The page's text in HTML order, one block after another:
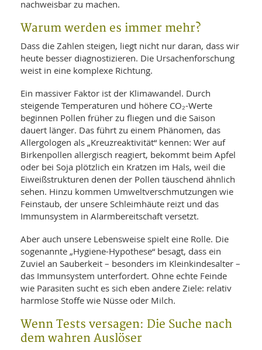
nachweisbar zu machen.
Warum werden es immer mehr?
Dass die Zahlen steigen, liegt nicht nur daran, dass wir
heute besser diagnostizieren. Die Ursachenforschung
weist in eine komplexe Richtung.
Ein massiver Faktor ist der Klimawandel. Durch
steigende Temperaturen und höhere CO₂-Werte
beginnen Pollen früher zu fliegen und die Saison
dauert länger. Das führt zu einem Phänomen, das
Allergologen als „Kreuzreaktivität“ kennen: Wer auf
Birkenpollen allergisch reagiert, bekommt beim Apfel
oder bei Soja plötzlich ein Kratzen im Hals, weil die
Eiweißstrukturen denen der Pollen täuschend ähnlich
sehen. Hinzu kommen Umweltverschmutzungen wie
Feinstaub, der unsere Schleimhäute reizt und das
Immunsystem in Alarmbereitschaft versetzt.
Aber auch unsere Lebensweise spielt eine Rolle. Die
sogenannte „Hygiene-Hypothese“ besagt, dass ein
Zuviel an Sauberkeit – besonders im Kleinkindesalter –
das Immunsystem unterfordert. Ohne echte Feinde
wie Parasiten sucht es sich eben andere Ziele: relativ
harmlose Stoffe wie Nüsse oder Milch.
Wenn Tests versagen: Die Suche nach
dem wahren Auslöser